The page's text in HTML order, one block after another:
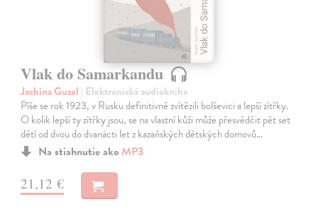
Vlak do Samarkandu
Jachina Guzel | Elektronická audiokniha
Píše se rok 1923, v Rusku definitivně zvítězili bolševici a lepší zítřky.
O kolik lepší ty zítřky jsou, se na vlastní kůži může přesvědčit pět set
dětí od dvou do dvanácti let z kazaňských dětských domovů…
Na stiahnutie ako MP3
21,12 €